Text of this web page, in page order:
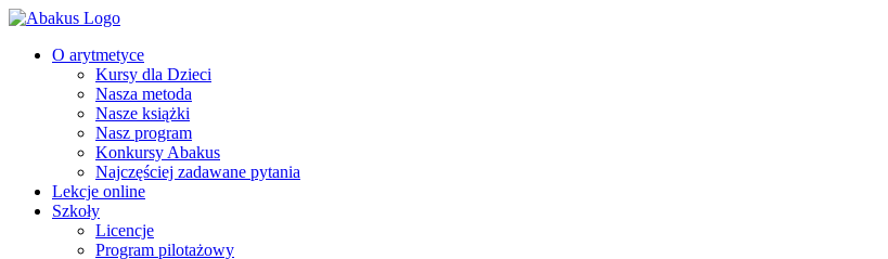
O arytmetyce
Kursy dla Dzieci
Nasza metoda
Nasze książki
Nasz program
Konkursy Abakus
Najczęściej zadawane pytania
Lekcje online
Szkoły
Licencje
Program pilotażowy